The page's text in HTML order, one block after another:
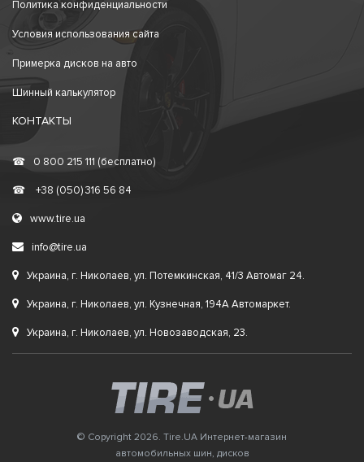
Политика конфиденциальности
Условия использования сайта
Примерка дисков на авто
Шинный калькулятор
КОНТАКТЫ
☎ 0 800 215 111 (бесплатно)
☎ +38 (050) 316 56 84
www.tire.ua
info@tire.ua
Украина, г. Николаев, ул. Потемкинская, 41/3 Автомаг 24.
Украина, г. Николаев, ул. Кузнечная, 194А Автомаркет.
Украина, г. Николаев, ул. Новозаводская, 23.
© Copyright 2026. Tire.UA Интернет-магазин
автомобильных шин, дисков